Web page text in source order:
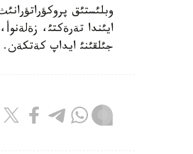
جئلقئنئ ايداپ كةتكةن. سونئث